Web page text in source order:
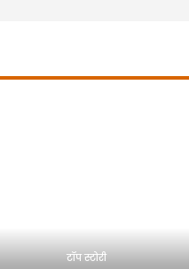
टॉप स्टोरी